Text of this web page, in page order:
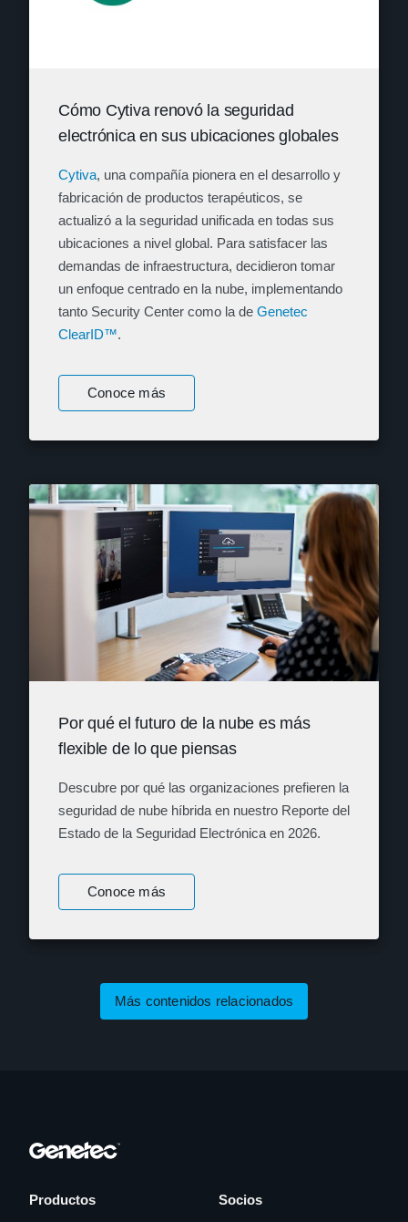
Cómo Cytiva renovó la seguridad
electrónica en sus ubicaciones globales
Cytiva, una compañía pionera en el desarrollo y
fabricación de productos terapéuticos, se
actualizó a la seguridad unificada en todas sus
ubicaciones a nivel global. Para satisfacer las
demandas de infraestructura, decidieron tomar
un enfoque centrado en la nube, implementando
tanto Security Center como la de Genetec
ClearID™.
Conoce más
Por qué el futuro de la nube es más
flexible de lo que piensas
Descubre por qué las organizaciones prefieren la
seguridad de nube híbrida en nuestro Reporte del
Estado de la Seguridad Electrónica en 2026.
Conoce más
Más contenidos relacionados
Productos Socios